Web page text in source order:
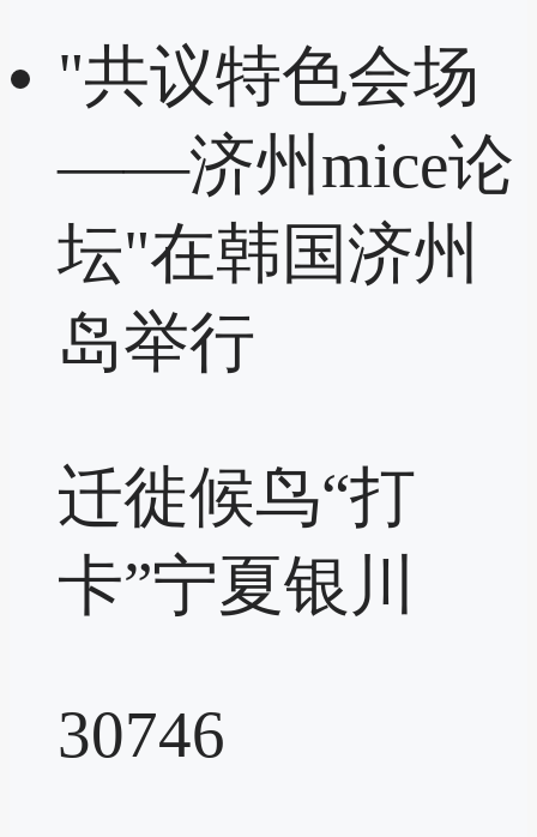
"共议特色会场
——济州mice论
坛"在韩国济州
岛举行
迁徙候鸟“打
卡”宁夏银川
30746